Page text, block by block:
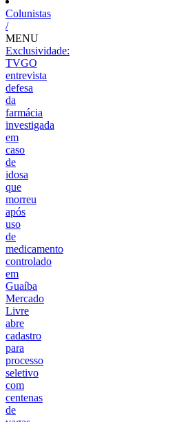
Colunistas
/
MENU
Exclusividade:
TVGO
entrevista
defesa
da
farmácia
investigada
em
caso
de
idosa
que
morreu
após
uso
de
medicamento
controlado
em
Guaíba
Mercado
Livre
abre
cadastro
para
processo
seletivo
com
centenas
de